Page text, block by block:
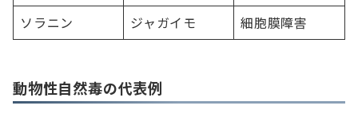
ソラニン
ジャガイモ 細胞膜障害
動物性自然毒の代表例